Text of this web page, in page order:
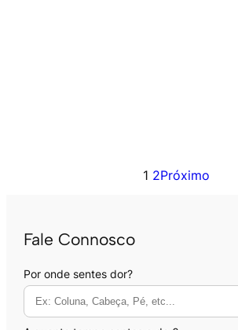
1 2Próximo
Fale Connosco
Por onde sentes dor?